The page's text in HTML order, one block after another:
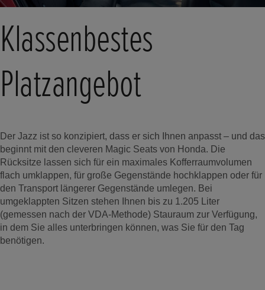
Klassenbestes
Platzangebot
Der Jazz ist so konzipiert, dass er sich Ihnen anpasst – und das
beginnt mit den cleveren Magic Seats von Honda. Die
Rücksitze lassen sich für ein maximales Kofferraumvolumen
flach umklappen, für große Gegenstände hochklappen oder für
den Transport längerer Gegenstände umlegen. Bei
umgeklappten Sitzen stehen Ihnen bis zu 1.205 Liter
(gemessen nach der VDA-Methode) Stauraum zur Verfügung,
in dem Sie alles unterbringen können, was Sie für den Tag
benötigen.